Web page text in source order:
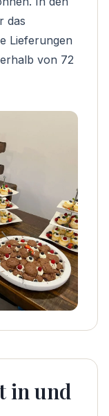
das
Lieferungen
von 72
in und